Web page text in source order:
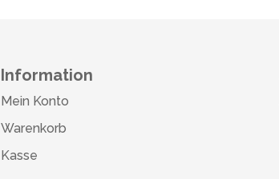
Information
Mein Konto
Warenkorb
Kasse